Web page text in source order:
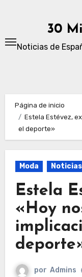
30
Noticias de
Página de inicio
Estela Estévez,
el deporte»
Moda Noticias
Estela
«Hoy
por Admins